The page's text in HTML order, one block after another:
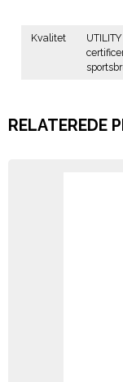
Kvalitet
RELATEREDE